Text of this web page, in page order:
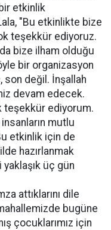
etkinlik
"Bu etkinlikte bize
teşekkür ediyoruz.
bize ilham olduğu
bir organizasyon
son değil. İnşallah
devam edecek.
teşekkür ediyorum.
mutlu
etkinlik için de
hazırlanmak
yaklaşık üç gün
attıklarını dile
bugüne
çocuklarımız için